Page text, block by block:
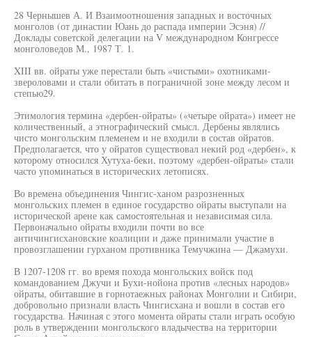
28 Чернышев А. И Взаимоотношения западных и восточных
монголов (от династии Юань до распада империи Эсэня) //
Доклады советской делегации на V международном Конгрессе
монголоведов М., 1987 Т. 1.
XIII вв. ойраты уже перестали быть «чистыми» охотниками-
звероловами и стали обитать в пограничной зоне между лесом и
степью29.
Этимология термина «дербен-ойраты» («четыре ойрата») имеет не
количественный, а этнографический смысл. Дербены являлись
чисто монгольским племенем и не входили в состав ойратов.
Предполагается, что у ойратов существовал некий род «дербен», к
которому относился Хутуха-беки, поэтому «дербен-ойраты» стали
часто упоминаться в исторических летописях.
Во времена объединения Чингис-ханом разрозненных
монгольских племен в единое государство ойраты выступали на
исторической арене как самостоятельная и независимая сила.
Первоначально ойраты входили почти во все
античингисхановские коалиции и даже принимали участие в
провозглашении гурханом противника Темучжина — Джамухи.
В 1207-1208 гг. во время похода монгольских войск под
командованием Джучи и Бухи-нойона против «лесных народов»
ойраты, обитавшие в горнотаежных районах Монголии и Сибири,
добровольно признали власть Чингисхана и вошли в состав его
государства. Начиная с этого момента ойраты стали играть особую
роль в утверждении монгольского владычества на территории